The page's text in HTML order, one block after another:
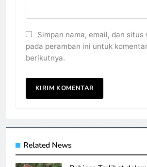
Simpan nama, email, dan situs
pada peramban ini untuk
berikutnya.
Related News